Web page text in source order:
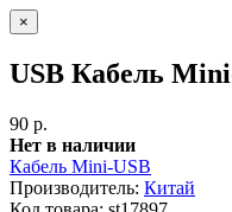
×
USB Кабель
90 р.
Нет в наличии
Кабель Mini-USB
Производитель: Китай